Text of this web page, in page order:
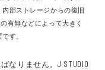
部ストレージからの復旧
有無などによって大きく
す。
なりません。J STUDIO